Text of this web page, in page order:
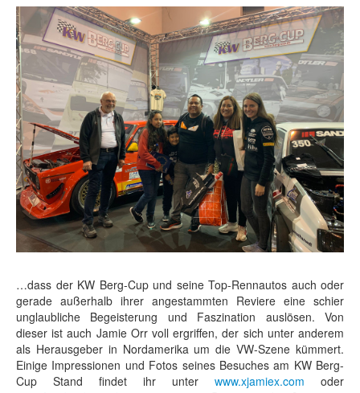
…dass der KW Berg-Cup und seine Top-Rennautos auch oder
gerade außerhalb ihrer angestammten Reviere eine schier
unglaubliche Begeisterung und Faszination auslösen. Von
dieser ist auch Jamie Orr voll ergriffen, der sich unter anderem
als Herausgeber in Nordamerika um die VW-Szene kümmert.
Einige Impressionen und Fotos seines Besuches am KW Berg-
Cup Stand findet ihr unter www.xjamiex.com oder